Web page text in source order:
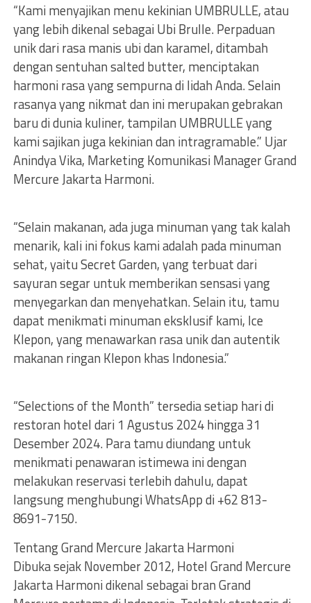
“Kami menyajikan menu kekinian UMBRULLE, atau
yang lebih dikenal sebagai Ubi Brulle. Perpaduan
unik dari rasa manis ubi dan karamel, ditambah
dengan sentuhan salted butter, menciptakan
harmoni rasa yang sempurna di lidah Anda. Selain
rasanya yang nikmat dan ini merupakan gebrakan
baru di dunia kuliner, tampilan UMBRULLE yang
kami sajikan juga kekinian dan intragramable.” Ujar
Anindya Vika, Marketing Komunikasi Manager Grand
Mercure Jakarta Harmoni.
“Selain makanan, ada juga minuman yang tak kalah
menarik, kali ini fokus kami adalah pada minuman
sehat, yaitu Secret Garden, yang terbuat dari
sayuran segar untuk memberikan sensasi yang
menyegarkan dan menyehatkan. Selain itu, tamu
dapat menikmati minuman eksklusif kami, Ice
Klepon, yang menawarkan rasa unik dan autentik
makanan ringan Klepon khas Indonesia.”
“Selections of the Month” tersedia setiap hari di
restoran hotel dari 1 Agustus 2024 hingga 31
Desember 2024. Para tamu diundang untuk
menikmati penawaran istimewa ini dengan
melakukan reservasi terlebih dahulu, dapat
langsung menghubungi WhatsApp di +62 813-
8691-7150.
Tentang Grand Mercure Jakarta Harmoni
Dibuka sejak November 2012, Hotel Grand Mercure
Jakarta Harmoni dikenal sebagai bran Grand